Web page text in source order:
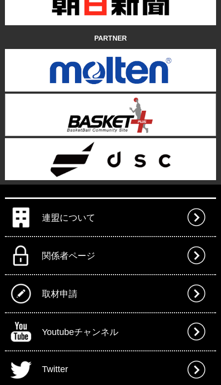
PARTNER
連盟について
関係者ページ
取材申請
Youtubeチャンネル
Twitter